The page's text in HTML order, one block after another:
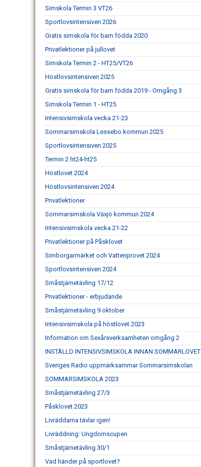
Simskola Termin 3 VT26
Sportlovsintensiven 2026
Gratis simskola för barn födda 2020
Privatlektioner på jullovet
Simskola Termin 2 - HT25/VT26
Höstlovsintensiven 2025
Gratis simskola för barn födda 2019 - Omgång 3
Simskola Termin 1 - HT25
Intensivsimskola vecka 21-23
Sommarsimskola Lessebo kommun 2025
Sportlovsintensiven 2025
Termin 2 ht24-ht25
Höstlovet 2024
Höstlovsintensiven 2024
Privatlektioner
Sommarsimskola Växjö kommun 2024
Intensivsimskola vecka 21-22
Privatlektioner på Påsklovet
Simborgarmärket och Vattenprovet 2024
Sportlovsintensiven 2024
Småstjärnetävling 17/12
Privatlektioner - erbjudande
Småstjärnetävling 9 oktober
Intensivsimskola på höstlovet 2023
Information om Sexårsverksamheten omgång 2
INSTÄLLD INTENSIVSIMSKOLA INNAN SOMMARLOVET
Sveriges Radio uppmärksammar Sommarsimskolan
SOMMARSIMSKOLA 2023
Småstjärnetävling 27/3
Påsklovet 2023
Livräddarna tävlar igen!
Livräddning: Ungdomscupen
Småstjärnetävling 30/1
Vad händer på sportlovet?